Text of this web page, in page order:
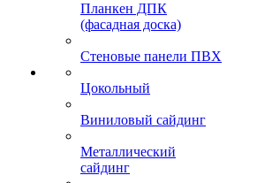
Планкен ДПК
(фасадная доска)
Стеновые панели ПВХ
Цокольный
Виниловый сайдинг
Металлический
сайдинг